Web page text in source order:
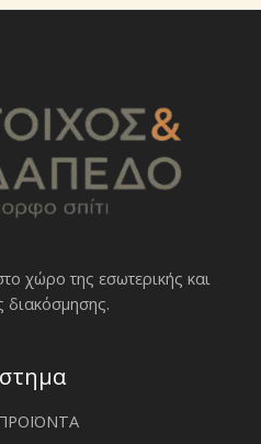
χώρο της εσωτερικής και
διακόσμησης.